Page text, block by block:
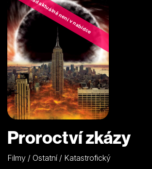
Pořad aktuálně není v nabídce
Proroctví zkázy
Filmy / Ostatní / Katastrofický